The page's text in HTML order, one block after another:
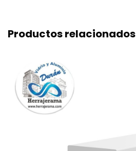
Productos relacionados